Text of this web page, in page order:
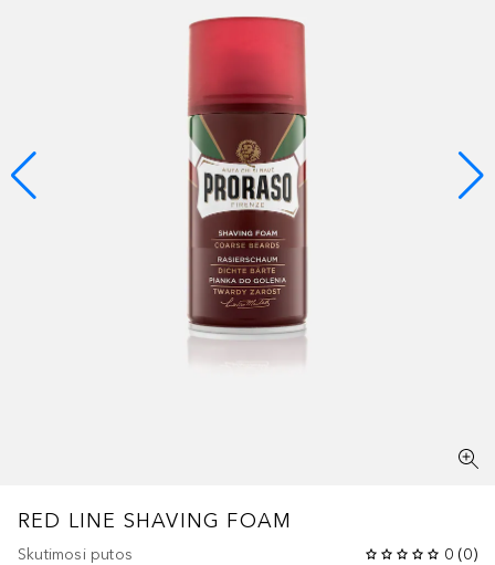
RED LINE SHAVING FOAM
Skutimosi putos 0 (0)